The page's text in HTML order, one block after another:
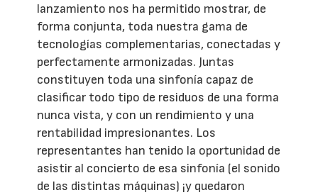
lanzamiento nos ha permitido mostrar, de
forma conjunta, toda nuestra gama de
tecnologías complementarias, conectadas y
perfectamente armonizadas. Juntas
constituyen toda una sinfonía capaz de
clasificar todo tipo de residuos de una forma
nunca vista, y con un rendimiento y una
rentabilidad impresionantes. Los
representantes han tenido la oportunidad de
asistir al concierto de esa sinfonía (el sonido
de las distintas máquinas) ¡y quedaron